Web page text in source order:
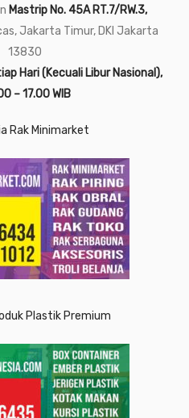
Mastrip No. 45A RT.7/RW.3,
Jakarta Timur, DKI Jakarta
13830
Hari (Kecuali Libur Nasional),
– 17.00 WIB
Rak Minimarket
Plastik Premium